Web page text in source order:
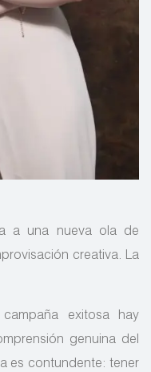
a una nueva ola de
creativa. La
exitosa hay
genuina del
es contundente: tener